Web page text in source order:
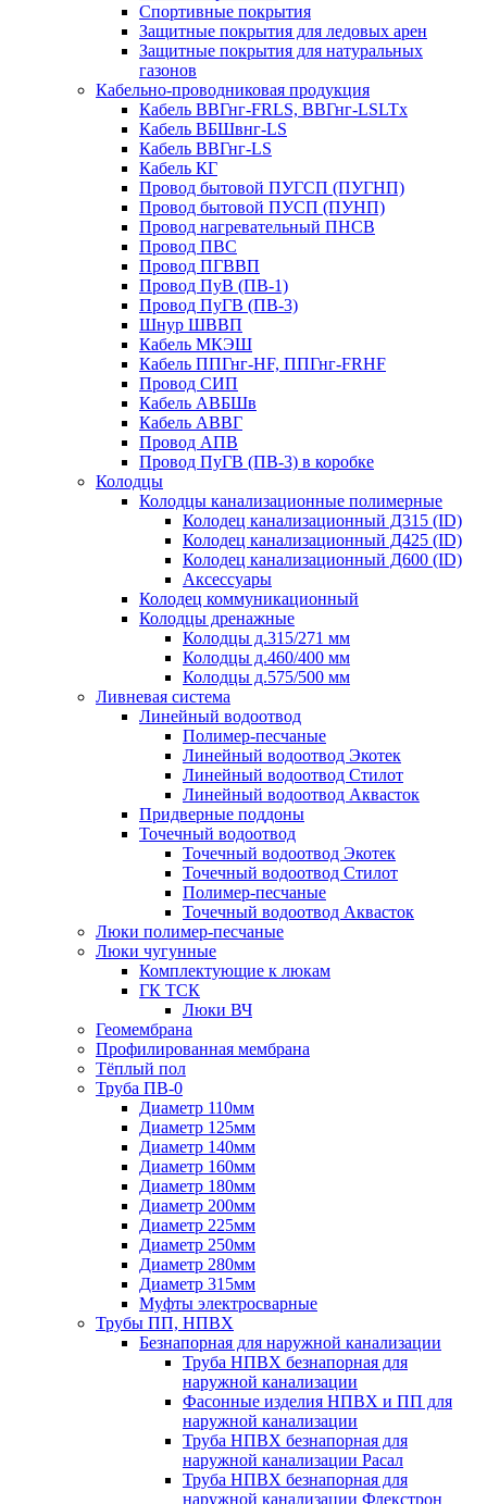
Спортивные покрытия
Защитные покрытия для ледовых арен
Защитные покрытия для натуральных
газонов
Кабельно-проводниковая продукция
Кабель ВВГнг-FRLS, ВВГнг-LSLTx
Кабель ВБШвнг-LS
Кабель ВВГнг-LS
Кабель КГ
Провод бытовой ПУГСП (ПУГНП)
Провод бытовой ПУСП (ПУНП)
Провод нагревательный ПНСВ
Провод ПВС
Провод ПГВВП
Провод ПуВ (ПВ-1)
Провод ПуГВ (ПВ-3)
Шнур ШВВП
Кабель МКЭШ
Кабель ППГнг-HF, ППГнг-FRHF
Провод СИП
Кабель АВБШв
Кабель АВВГ
Провод АПВ
Провод ПуГВ (ПВ-3) в коробке
Колодцы
Колодцы канализационные полимерные
Колодец канализационный Д315 (ID)
Колодец канализационный Д425 (ID)
Колодец канализационный Д600 (ID)
Аксессуары
Колодец коммуникационный
Колодцы дренажные
Колодцы д.315/271 мм
Колодцы д.460/400 мм
Колодцы д.575/500 мм
Ливневая система
Линейный водоотвод
Полимер-песчаные
Линейный водоотвод Экотек
Линейный водоотвод Стилот
Линейный водоотвод Аквасток
Придверные поддоны
Точечный водоотвод
Точечный водоотвод Экотек
Точечный водоотвод Стилот
Полимер-песчаные
Точечный водоотвод Аквасток
Люки полимер-песчаные
Люки чугунные
Комплектующие к люкам
ГК ТСК
Люки ВЧ
Геомембрана
Профилированная мембрана
Тёплый пол
Труба ПВ-0
Диаметр 110мм
Диаметр 125мм
Диаметр 140мм
Диаметр 160мм
Диаметр 180мм
Диаметр 200мм
Диаметр 225мм
Диаметр 250мм
Диаметр 280мм
Диаметр 315мм
Муфты электросварные
Трубы ПП, НПВХ
Безнапорная для наружной канализации
Труба НПВХ безнапорная для
наружной канализации
Фасонные изделия НПВХ и ПП для
наружной канализации
Труба НПВХ безнапорная для
наружной канализации Расал
Труба НПВХ безнапорная для
наружной канализации Флекстрон